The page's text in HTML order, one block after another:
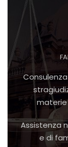
materie
Assistenza
e di